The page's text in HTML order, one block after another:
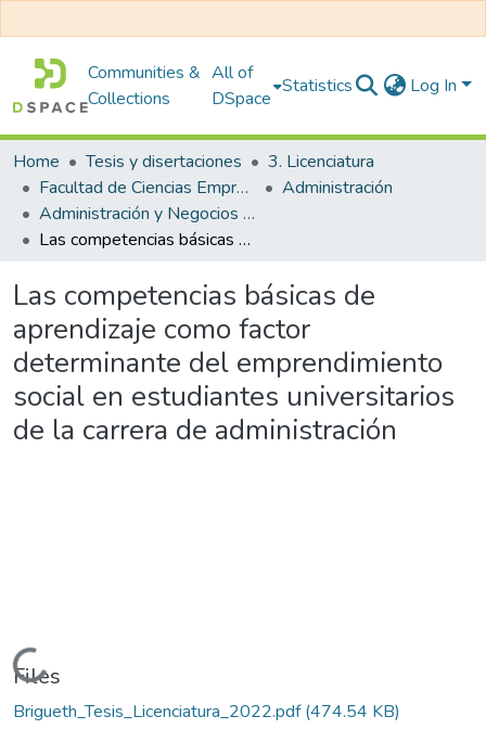
Communities &
Collections
All of
DSpace
Statistics Log In
Home Tesis y disertaciones
3. Licenciatura
Facultad de Ciencias Empresariales
Administración
Administración y Negocios Internacionales
Las competencias básicas de aprendizaje como factor determinante del emprendimiento social en estudiantes universitarios de la carrera de administración
Las competencias básicas de
aprendizaje como factor
determinante del emprendimiento
social en estudiantes universitarios
de la carrera de administración
Loading...
Files
Brigueth_Tesis_Licenciatura_2022.pdf(474.54 KB)